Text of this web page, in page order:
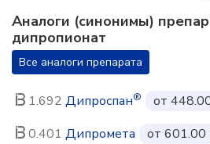
Аналоги (синонимы)
дипропионат
Все аналоги препарата
1.692 Дипроспан®
от
0.401 Дипромета
от 601.00